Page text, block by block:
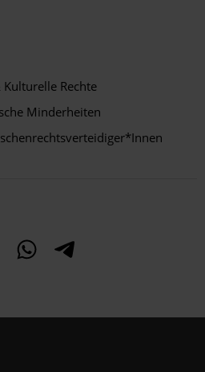
Rechte
Minderheiten